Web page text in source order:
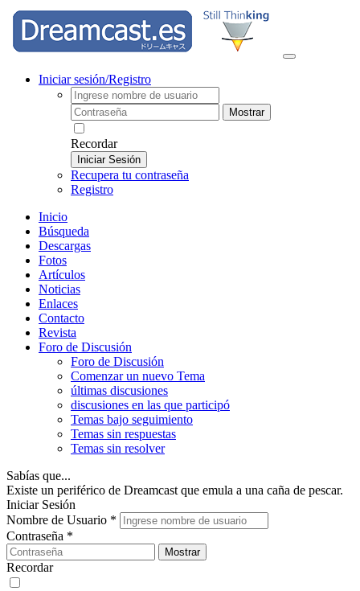
Iniciar sesión/Registro
Mostrar
Recordar
Iniciar Sesión
Recupera tu contraseña
Registro
Inicio
Búsqueda
Descargas
Fotos
Artículos
Noticias
Enlaces
Contacto
Revista
Foro de Discusión
Foro de Discusión
Comenzar un nuevo Tema
últimas discusiones
discusiones en las que participó
Temas bajo seguimiento
Temas sin respuestas
Temas sin resolver
Sabías que...
Existe un periférico de Dreamcast que emula a una caña de pescar.
Iniciar Sesión
Nombre de Usuario *
Contraseña *
Mostrar
Recordar